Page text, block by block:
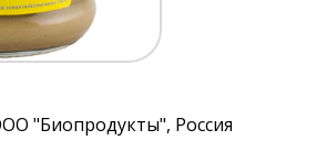
"Биопродукты", Россия